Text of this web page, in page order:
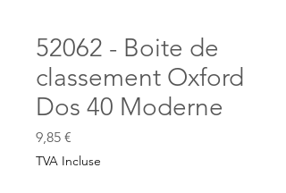
52062 - Boite de
classement Oxford
Dos 40 Moderne
9,85 €
TVA Incluse